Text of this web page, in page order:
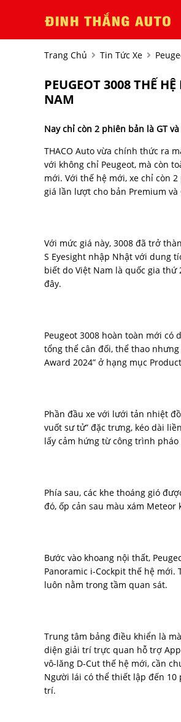
Trang Chủ Tin Tức Xe
PEUGEOT 3008 THẾ
NAM
Nay chỉ còn 2 phiên bản là GT
THACO Auto vừa chính thức ra
với không chỉ Peugeot, mà còn
mới. Với thế hệ mới, xe chỉ còn
giá lần lượt cho bản Premium và
Với mức giá này, 3008 đã trở
S Eyesight nhập Nhật với dung
biết do Việt Nam là quốc gia
đây.
Peugeot 3008 hoàn toàn mới có
tổng thể cân đối, thể thao
Award 2024” ở hạng mục
Phần đầu xe với lưới tản nhiệt
vuốt sư tử” đặc trưng, kéo dài
lấy cảm hứng từ công trình
Phía sau, các khe thoáng gió
đó, ốp cản sau màu xám
Bước vào khoang nội thất,
Panoramic i-Cockpit thế hệ
luôn nằm trong tầm quan sát.
Trung tâm bảng điều khiển là
diện giải trí trực quan hỗ trợ
vô-lăng D-Cut thế hệ mới, cần
Người lái có thể thiết lập đến
trí.